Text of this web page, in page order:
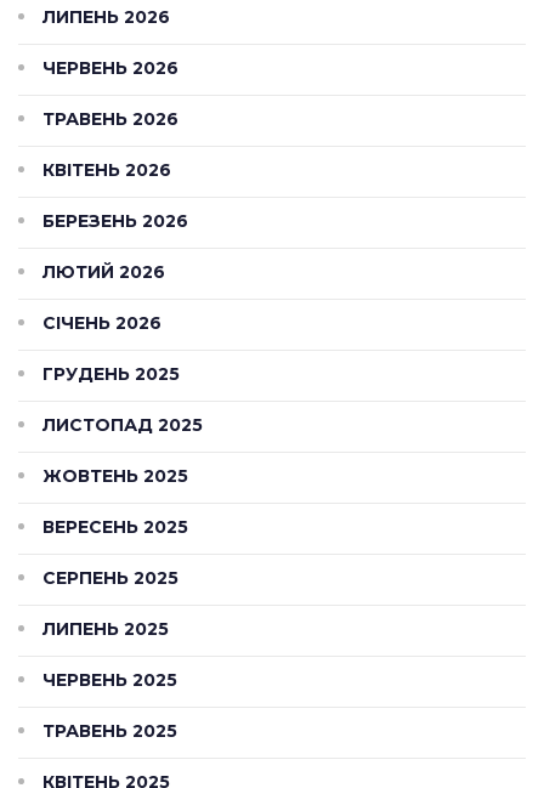
ЛИПЕНЬ 2026
ЧЕРВЕНЬ 2026
ТРАВЕНЬ 2026
КВІТЕНЬ 2026
БЕРЕЗЕНЬ 2026
ЛЮТИЙ 2026
СІЧЕНЬ 2026
ГРУДЕНЬ 2025
ЛИСТОПАД 2025
ЖОВТЕНЬ 2025
ВЕРЕСЕНЬ 2025
СЕРПЕНЬ 2025
ЛИПЕНЬ 2025
ЧЕРВЕНЬ 2025
ТРАВЕНЬ 2025
КВІТЕНЬ 2025